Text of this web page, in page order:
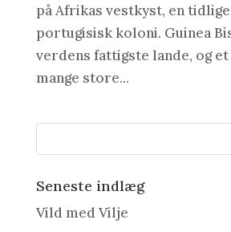
på Afrikas vestkyst, en
portugisisk koloni. Guinea
verdens fattigste lande, og
mange store...
Seneste indlæg
Vild med Vilje